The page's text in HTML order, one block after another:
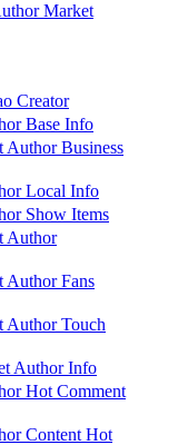
Market
Creator
Base Info
Business
Local Info
Show Items
Author
Fans
Touch
Author Info
Hot Comment
Content Hot